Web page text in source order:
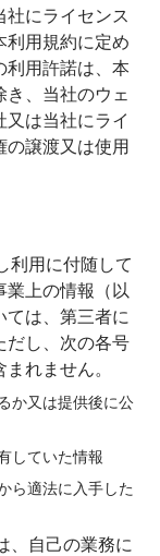
社にライセンス
利用規約に定め
利用許諾は、本
、当社のウェ
は当社にライ
譲渡又は使用
利用に付随して
業上の情報（以
ては、第三者に
だし、次の各号
れません。
か又は提供後に公
していた情報
ら適法に入手した
、自己の業務に